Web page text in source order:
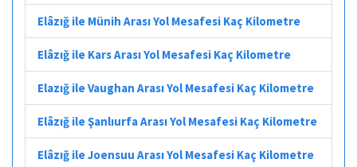
Elâzığ ile Münih Arası Yol Mesafesi Kaç Kilometre
Elâzığ ile Kars Arası Yol Mesafesi Kaç Kilometre
Elazığ ile Vaughan Arası Yol Mesafesi Kaç Kilometre
Elâzığ ile Şanlıurfa Arası Yol Mesafesi Kaç Kilometre
Elâzığ ile Joensuu Arası Yol Mesafesi Kaç Kilometre